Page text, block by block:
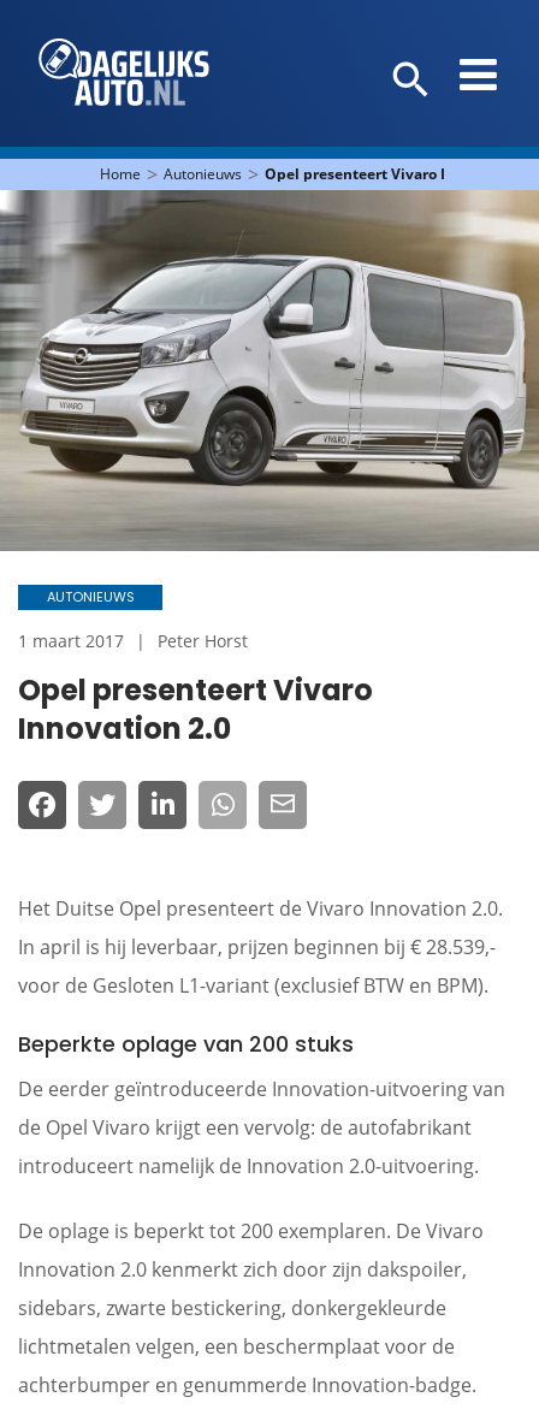
Home > Autonieuws > Opel presenteert Vivaro Innovation
Opel presenteert Vivaro
Innovation 2.0
AUTONIEUWS
1 maart 2017 Peter Horst
Het Duitse Opel presenteert de Vivaro Innovation 2.0.
In april is hij leverbaar, prijzen beginnen bij € 28.539,-
voor de Gesloten L1-variant (exclusief BTW en BPM).
Beperkte oplage van 200 stuks
De eerder geïntroduceerde Innovation-uitvoering van
de Opel Vivaro krijgt een vervolg: de autofabrikant
introduceert namelijk de Innovation 2.0-uitvoering.
De oplage is beperkt tot 200 exemplaren. De Vivaro
Innovation 2.0 kenmerkt zich door zijn dakspoiler,
sidebars, zwarte bestickering, donkergekleurde
lichtmetalen velgen, een beschermplaat voor de
achterbumper en genummerde Innovation-badge.